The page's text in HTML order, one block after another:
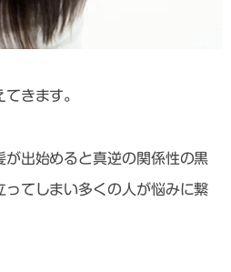
きます。
が出始めると真逆の関係性の黒
ってしまい多くの人が悩みに繋